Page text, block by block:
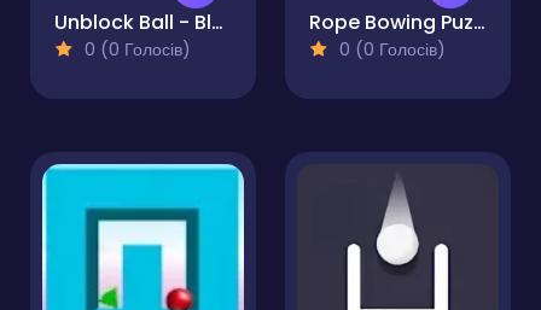
Unblock Ball - Block Puzzle
0 (0 Голосів)
Rope Bowing Puzzle
0 (0 Голосів)